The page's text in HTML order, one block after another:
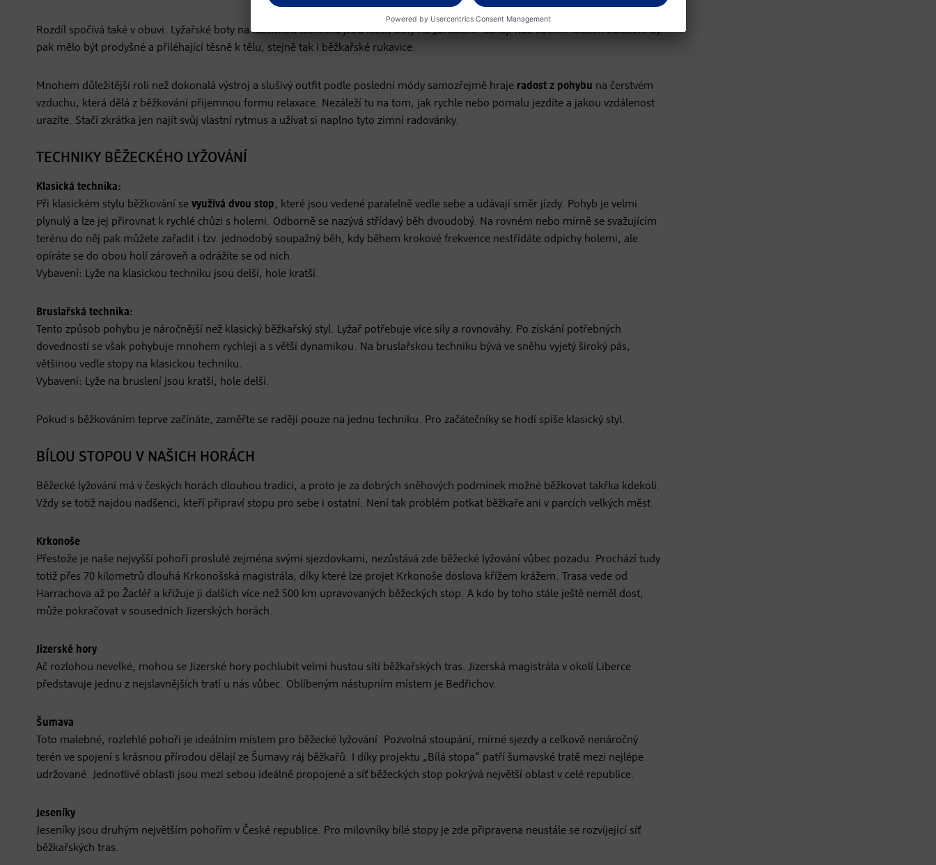
Rozdíl spočívá také v obuvi. Lyžařské boty na klasickou techniku jsou nižší, boty na „bruslení“ sahají nad kotník. Ideální oblečení by
pak mělo být prodyšné a přiléhající těsně k tělu, stejně tak i běžkařské rukavice.
Mnohem důležitější roli než dokonalá výstroj a slušivý outfit podle poslední módy samozřejmě hraje radost z pohybu na čerstvém
vzduchu, která dělá z běžkování příjemnou formu relaxace. Nezáleží tu na tom, jak rychle nebo pomalu jezdíte a jakou vzdálenost
urazíte. Stačí zkrátka jen najít svůj vlastní rytmus a užívat si naplno tyto zimní radovánky.
TECHNIKY BĚŽECKÉHO LYŽOVÁNÍ
Klasická technika:
Při klasickém stylu běžkování se využívá dvou stop, které jsou vedené paralelně vedle sebe a udávají směr jízdy. Pohyb je velmi
plynulý a lze jej přirovnat k rychlé chůzi s holemi. Odborně se nazývá střídavý běh dvoudobý. Na rovném nebo mírně se svažujícím
terénu do něj pak můžete zařadit i tzv. jednodobý soupažný běh, kdy během krokové frekvence nestřídáte odpichy holemi, ale
opíráte se do obou holí zároveň a odrážíte se od nich.
Vybavení: Lyže na klasickou techniku jsou delší, hole kratší.
Bruslařská technika:
Tento způsob pohybu je náročnější než klasický běžkařský styl. Lyžař potřebuje více síly a rovnováhy. Po získání potřebných
dovedností se však pohybuje mnohem rychleji a s větší dynamikou. Na bruslařskou techniku bývá ve sněhu vyjetý široký pás,
většinou vedle stopy na klasickou techniku.
Vybavení: Lyže na bruslení jsou kratší, hole delší.
Pokud s běžkováním teprve začínáte, zaměřte se raději pouze na jednu techniku. Pro začátečníky se hodí spíše klasický styl.
BÍLOU STOPOU V NAŠICH HORÁCH
Běžecké lyžování má v českých horách dlouhou tradici, a proto je za dobrých sněhových podmínek možné běžkovat takřka kdekoli.
Vždy se totiž najdou nadšenci, kteří připraví stopu pro sebe i ostatní. Není tak problém potkat běžkaře ani v parcích velkých měst.
Krkonoše
Přestože je naše nejvyšší pohoří proslulé zejména svými sjezdovkami, nezůstává zde běžecké lyžování vůbec pozadu. Prochází tudy
totiž přes 70 kilometrů dlouhá Krkonošská magistrála, díky které lze projet Krkonoše doslova křížem krážem. Trasa vede od
Harrachova až po Žacléř a křižuje ji dalších více než 500 km upravovaných běžeckých stop. A kdo by toho stále ještě neměl dost,
může pokračovat v sousedních Jizerských horách.
Jizerské hory
Ač rozlohou nevelké, mohou se Jizerské hory pochlubit velmi hustou sítí běžkařských tras. Jizerská magistrála v okolí Liberce
představuje jednu z nejslavnějších tratí u nás vůbec. Oblíbeným nástupním místem je Bedřichov.
Šumava
Toto malebné, rozlehlé pohoří je ideálním místem pro běžecké lyžování. Pozvolná stoupání, mírné sjezdy a celkově nenáročný
terén ve spojení s krásnou přírodou dělají ze Šumavy ráj běžkařů. I díky projektu „Bílá stopa“ patří šumavské tratě mezi nejlépe
udržované. Jednotlivé oblasti jsou mezi sebou ideálně propojené a síť běžeckých stop pokrývá největší oblast v celé republice.
Jeseníky
Jeseníky jsou druhým největším pohořím v České republice. Pro milovníky bílé stopy je zde připravena neustále se rozvíjející síť
běžkařských tras.